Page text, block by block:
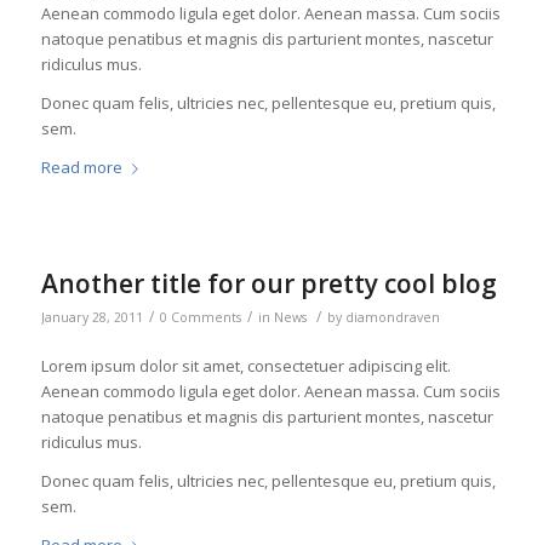
Aenean commodo ligula eget dolor. Aenean massa. Cum sociis
natoque penatibus et magnis dis parturient montes, nascetur
ridiculus mus.
Donec quam felis, ultricies nec, pellentesque eu, pretium quis,
sem.
Read more
Another title for our pretty cool blog
January 28, 2011 / 0 Comments / in News / by diamondraven
Lorem ipsum dolor sit amet, consectetuer adipiscing elit.
Aenean commodo ligula eget dolor. Aenean massa. Cum sociis
natoque penatibus et magnis dis parturient montes, nascetur
ridiculus mus.
Donec quam felis, ultricies nec, pellentesque eu, pretium quis,
sem.